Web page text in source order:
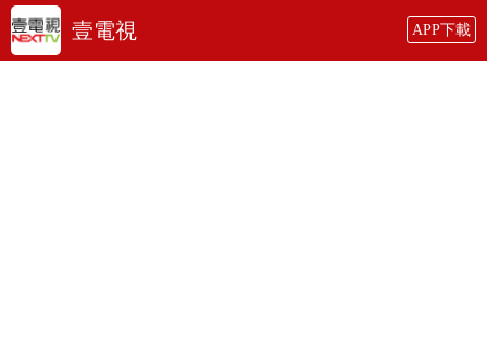
壹電視 APP下載